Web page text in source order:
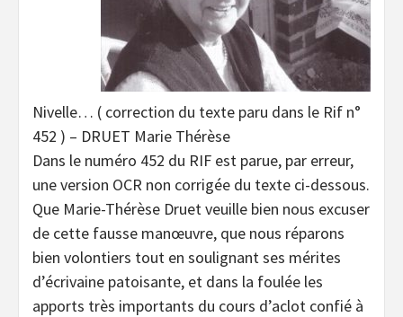
Nivelle… ( correction du texte paru dans le Rif n°
452 ) – DRUET Marie Thérèse
Dans le numéro 452 du RIF est parue, par erreur,
une version OCR non corrigée du texte ci-dessous.
Que Marie-Thérèse Druet veuille bien nous excuser
de cette fausse manœuvre, que nous réparons
bien volontiers tout en soulignant ses mérites
d’écrivaine patoisante, et dans la foulée les
apports très importants du cours d’aclot confié à